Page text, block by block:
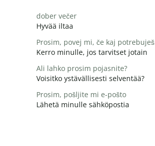
dober večer
Hyvää iltaa
Prosim, povej mi, če kaj potrebuješ
Kerro minulle, jos tarvitset jotain
Ali lahko prosim pojasnite?
Voisitko ystävällisesti selventää?
Prosim, pošljite mi e-pošto
Lähetä minulle sähköpostia